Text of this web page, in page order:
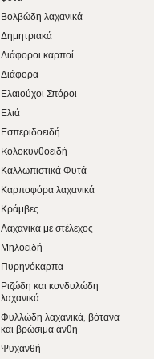
Βολβώδη λαχανικά
Δημητριακά
Διάφοροι καρποί
Διάφορα
Ελαιούχοι Σπόροι
Ελιά
Εσπεριδοειδή
Kολοκυνθοειδή
Καλλωπιστικά Φυτά
Καρποφόρα λαχανικά
Κράμβες
Λαχανικά με στέλεχος
Μηλοειδή
Πυρηνόκαρπα
Ριζώδη και κονδυλώδη
λαχανικά
Φυλλώδη λαχανικά, βότανα
και βρώσιμα άνθη
Ψυχανθή